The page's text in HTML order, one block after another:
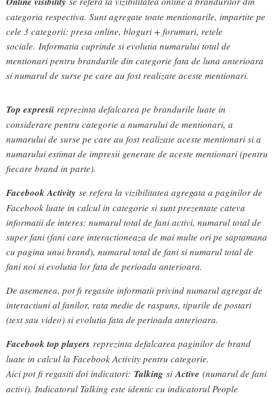
categoria respectiva. Sunt agregate toate mentionarile, impartite pe
cele 3 categorii: presa online, bloguri + forumuri, retele
sociale. Informatia cuprinde si evolutia numarului total de
mentionari pentru brandurile din categorie fata de luna anterioara
si numarul de surse pe care au fost realizate aceste mentionari.
Top expresii reprezinta defalcarea pe brandurile luate in
considerare pentru categorie a numarului de mentionari, a
numarului de surse pe care au fost realizate aceste mentionari si a
numarului estimat de impresii generate de aceste mentionari (pentru
fiecare brand in parte).
Facebook Activity se refera la vizibilitatea agregata a paginilor de
Facebook luate in calcul in categorie si sunt prezentate cateva
informatii de interes: numarul total de fani activi, numarul total de
super fani (fani care interactioneaza de mai multe ori pe saptamana
cu pagina unui brand), numarul total de fani si numarul total de
fani noi si evolutia lor fata de perioada anterioara.
De asemenea, pot fi regasite informatii privind numarul agregat de
interactiuni al fanilor, rata medie de raspuns, tipurile de postari
(text sau video) si evolutia fata de perioada anterioara.
Facebook top players reprezinta defalcarea paginilor de brand
luate in calcul la Facebook Activity pentru categorie.
Aici pot fi regasiti doi indicatori: Talking si Active (numarul de fani
activi). Indicatorul Talking este identic cu indicatorul People